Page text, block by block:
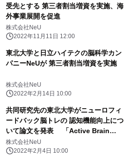
受先とする 第三者割当増資を実施、海
外事業展開を促進
株式会社NeU
2022年11月11日 12:00
東北大学と日立ハイテクの脳科学カン
パニーNeUが 第三者割当増資を実施
株式会社NeU
2022年2月14日 10:00
共同研究先の東北大学がニューロフィ
ードバック脳トレの 認知機能向上につ
いて論文を発表 「Active Brain
CLUB」の提供する ニューロフィード
バック脳トレが認知機能を向上
株式会社NeU
2022年2月4日 10:00